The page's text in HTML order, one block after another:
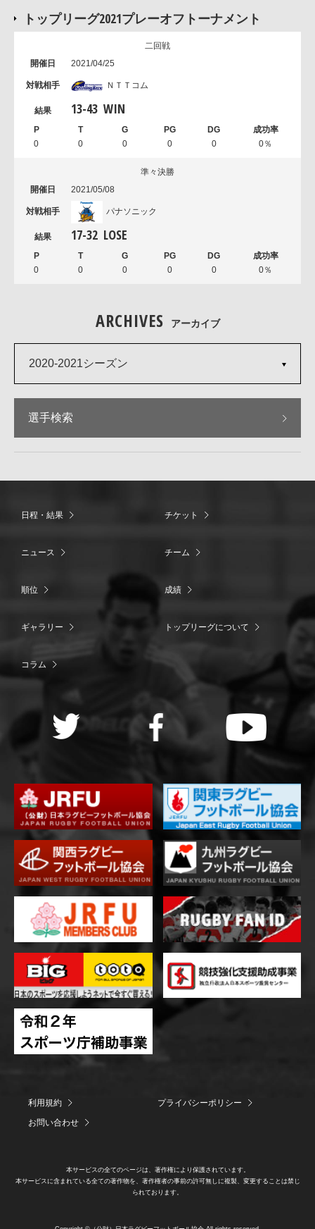
トップリーグ2021プレーオフトーナメント
二回戦
2021/04/25
ＮＴＴコム
13-43 WIN
0 0 0 0 0 0％
準々決勝
2021/05/08
パナソニック
17-32 LOSE
0 0 0 0 0 0％
ARCHIVES アーカイブ
2020-2021シーズン
選手検索
日程・結果 チケット
ニュース チーム
順位 成績
ギャラリー トップリーグについて
コラム
利用規約
プライバシーポリシー
お問い合わせ
本サービスの全てのページは、著作権により保護されています。
本サービスに含まれている全ての著作物を、著作権者の事前の許可無しに複製、変更することは禁じ
られております。